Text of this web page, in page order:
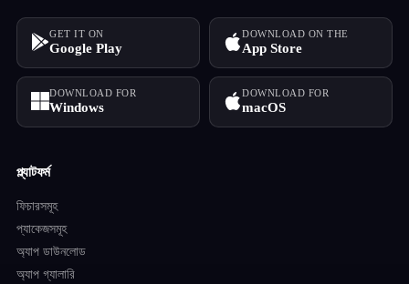
GET IT ON
Google Play
DOWNLOAD ON THE
App Store
DOWNLOAD FOR
Windows
DOWNLOAD FOR
macOS
প্ল্যাটফর্ম
ফিচারসমূহ
প্যাকেজসমূহ
অ্যাপ ডাউনলোড
অ্যাপ গ্যালারি